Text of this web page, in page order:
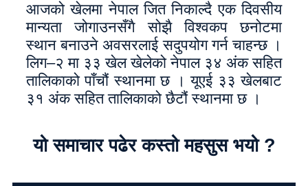
आजको खेलमा नेपाल जित निकाल्दै एक दिवसीय
मान्यता जोगाउनसँगै सोझै विश्वकप छनोटमा
स्थान बनाउने अवसरलाई सदुपयोग गर्न चाहन्छ ।
लिग–२ मा ३३ खेल खेलेको नेपाल ३४ अंक सहित
तालिकाको पाँचौं स्थानमा छ । यूएई ३३ खेलबाट
३१ अंक सहित तालिकाको छैटौं स्थानमा छ ।
यो समाचार पढेर कस्तो महसुस भयो ?